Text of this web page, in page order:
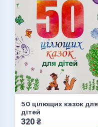
50 цілющих казок для
дітей
320 ₴